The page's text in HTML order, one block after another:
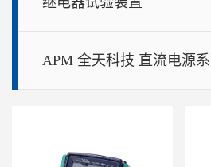
APM 全天科技 直流电源系